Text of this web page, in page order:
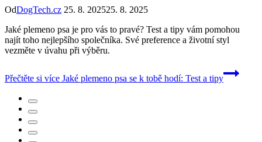
OdDogTech.cz 25. 8. 202525. 8. 2025
Jaké plemeno psa je pro vás to pravé? Test a tipy vám pomohou
najít toho nejlepšího společníka. Své preference a životní styl
vezměte v úvahu při výběru.
Přečtěte si více Jaké plemeno psa se k tobě hodí: Test a tipy